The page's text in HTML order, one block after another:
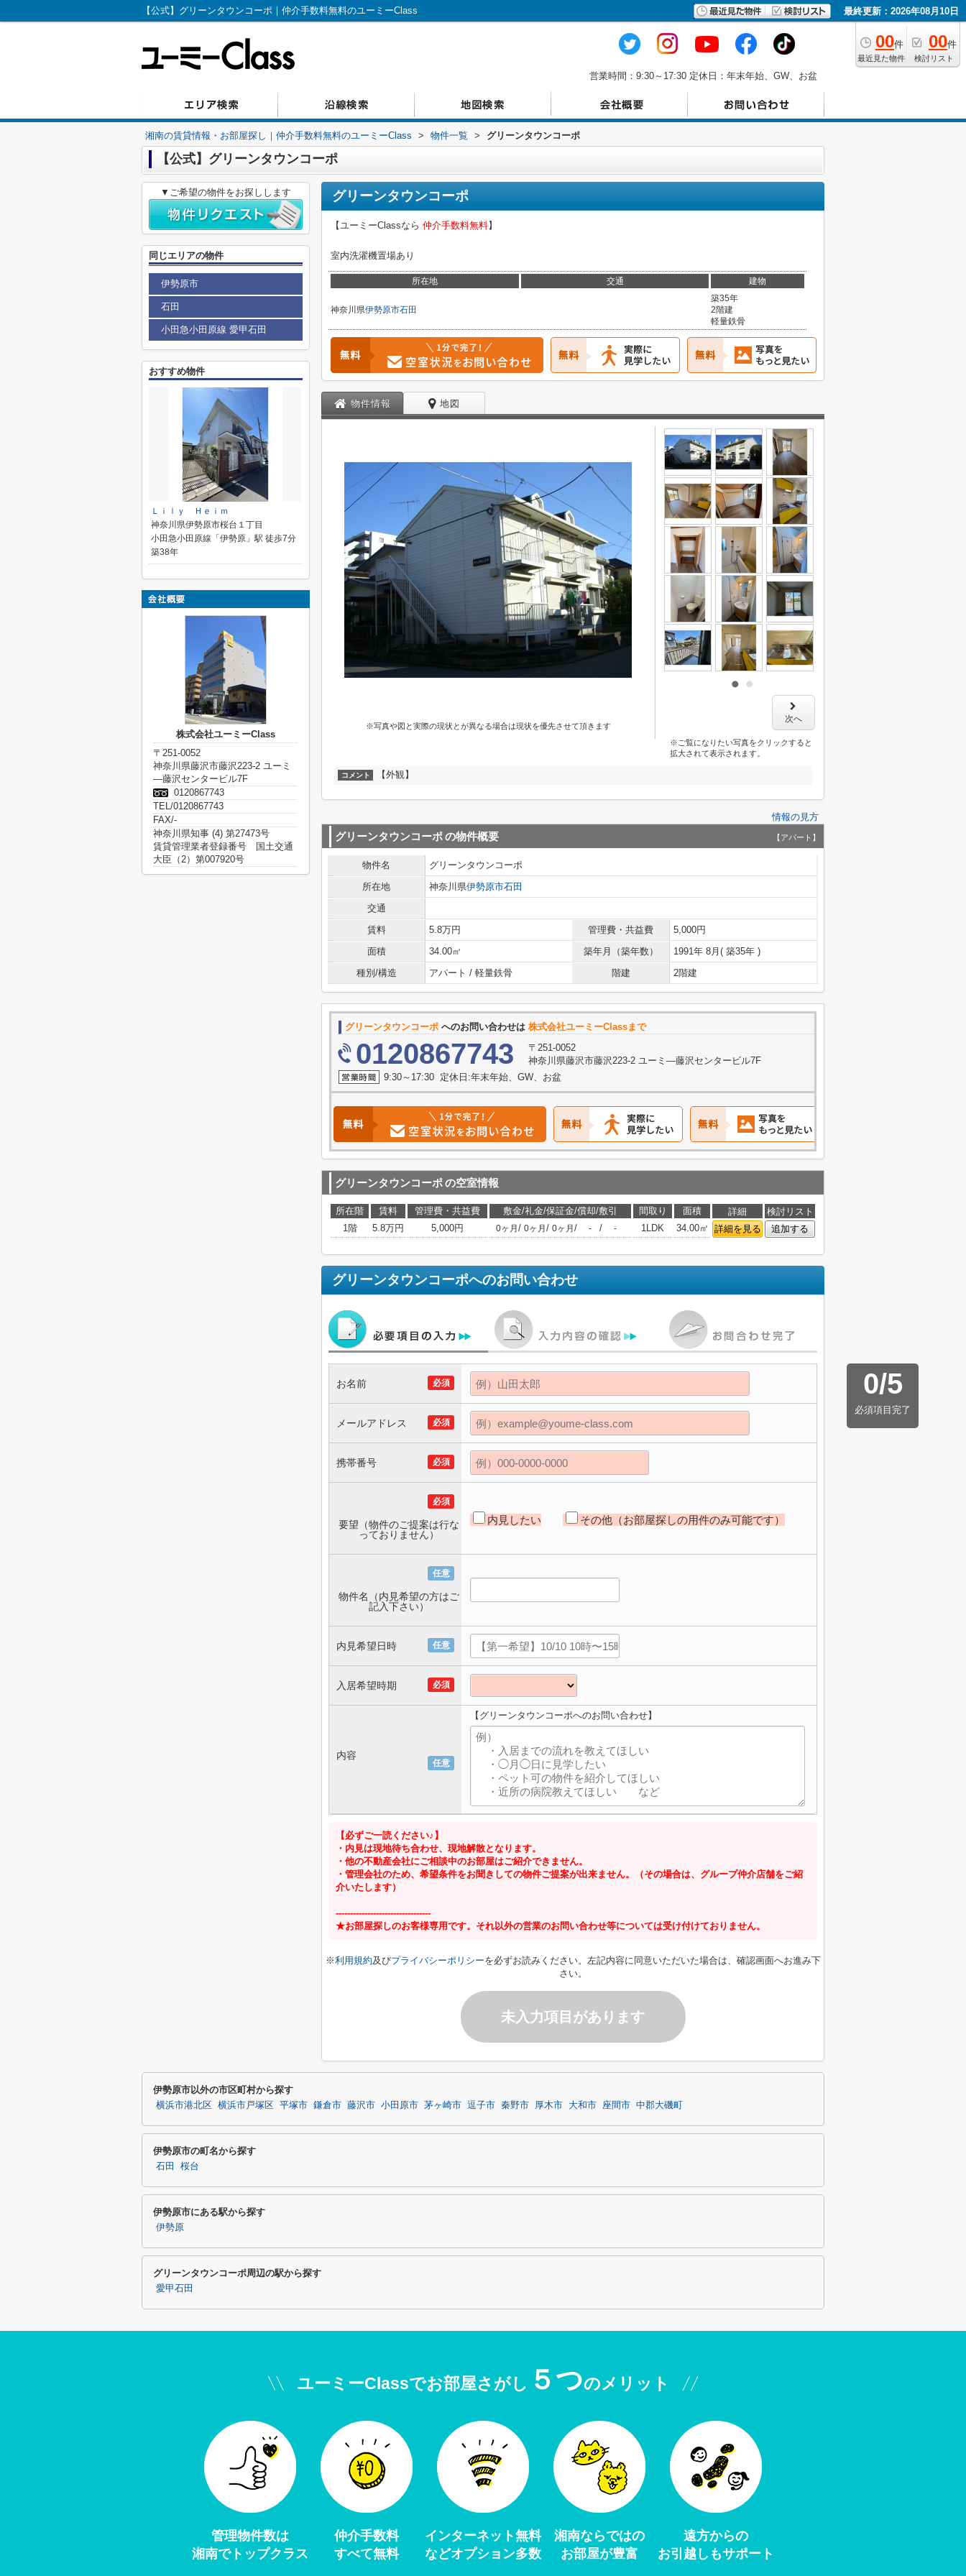
【公式】グリーンタウンコーポ｜仲介手数料無料のユーミーClass 最終更新：2026年08月10日
00件
最近見た物件
00件
検討リスト
営業時間：9:30～17:30 定休日：年末年始、GW、お盆
湘南の賃貸情報・お部屋探し｜仲介手数料無料のユーミーClass > 物件一覧 > グリーンタウンコーポ
【公式】グリーンタウンコーポ
グリーンタウンコーポ
【ユーミーClassなら 仲介手数料無料】
室内洗濯機置場あり
所在地 交通 建物
神奈川県伊勢原市石田
築35年
2階建
軽量鉄骨
物件情報 地図
※写真や図と実際の現状とが異なる場合は現状を優先させて頂きます
次へ
※ご覧になりたい写真をクリックすると
拡大されて表示されます。
コメント 【外観】
情報の見方
グリーンタウンコーポの物件概要 【アパート】
物件名
グリーンタウンコーポ
所在地
神奈川県伊勢原市石田
交通
賃料
5.8万円 管理費・共益費
5,000円
面積
34.00㎡ 築年月（築年数）
1991年 8月( 築35年 )
種別/構造
アパート / 軽量鉄骨 階建 2階建
グリーンタウンコーポ へのお問い合わせは 株式会社ユーミーClassまで
0120867743
〒251-0052
神奈川県藤沢市藤沢223-2 ユーミ―藤沢センタービル7F
9:30～17:30 定休日:年末年始、GW、お盆
グリーンタウンコーポの空室情報
所在階 賃料 管理費・共益費 敷金/礼金/保証金/償却/敷引 間取り 面積 詳細
検討リスト
1階
5.8万円 5,000円 0ヶ月 / 0ヶ月 / 0ヶ月 / - / - 1LDK 34.00㎡ 詳細を見る 追加する
グリーンタウンコーポへのお問い合わせ
0/5
必須項目完了
必須
お名前
必須
メールアドレス
必須
携帯番号
必須
要望（物件のご提案は行な
っておりません）
内見したい その他（お部屋探しの用件のみ可能です）
任意
物件名（内見希望の方はご
記入下さい）
任意
内見希望日時
必須
入居希望時期
任意
内容
【グリーンタウンコーポへのお問い合わせ】
【必ずご一読ください♪】
・内見は現地待ち合わせ、現地解散となります。
・他の不動産会社にご相談中のお部屋はご紹介できません。
・管理会社のため、希望条件をお聞きしての物件ご提案が出来ません。（その場合は、グループ仲介店舗をご紹
介いたします）
---------------------------------
★お部屋探しのお客様専用です。それ以外の営業のお問い合わせ等については受け付けておりません。
※利用規約及びプライバシーポリシーを必ずお読みください。左記内容に同意いただいた場合は、確認画面へお進み下
さい。
未入力項目があります
▼ご希望の物件をお探しします
同じエリアの物件
伊勢原市
石田
小田急小田原線 愛甲石田
おすすめ物件
Ｌｉｌｙ Ｈｅｉｍ
神奈川県伊勢原市桜台１丁目
小田急小田原線「伊勢原」駅 徒歩7分
築38年
株式会社ユーミーClass
〒251-0052
神奈川県藤沢市藤沢223-2 ユーミ
―藤沢センタービル7F
0120867743
TEL/0120867743
FAX/-
神奈川県知事 (4) 第27473号
賃貸管理業者登録番号 国土交通
大臣（2）第007920号
伊勢原市以外の市区町村から探す
横浜市港北区 横浜市戸塚区 平塚市 鎌倉市 藤沢市 小田原市 茅ヶ崎市 逗子市 秦野市 厚木市 大和市 座間市 中郡大磯町
伊勢原市の町名から探す
石田 桜台
伊勢原市にある駅から探す
伊勢原
グリーンタウンコーポ周辺の駅から探す
愛甲石田
ユーミーClassでお部屋さがし ５つのメリット
管理物件数は
湘南でトップクラス
仲介手数料
すべて無料
インターネット無料
などオプション多数
湘南ならではの
お部屋が豊富
遠方からの
お引越しもサポート